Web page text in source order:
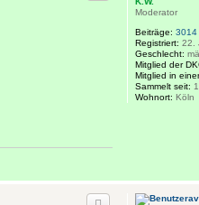
Moderator
Beiträge: 3014
Registriert: 22.
Geschlecht:
Mitglied der
Mitglied in
Sammelt seit:
Wohnort: Köln